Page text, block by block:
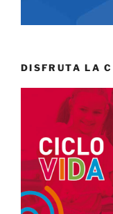
DISFRUTA LA